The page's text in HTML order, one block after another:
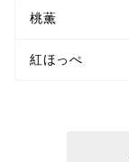
桃薫
紅ほっぺ